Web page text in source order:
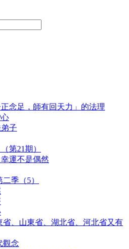
念足，師有回天力」的法理
子
第21期）
運不是偶然
季（5）
省、山東省、湖北省、河北省又有
觀念